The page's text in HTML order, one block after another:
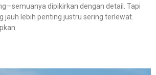
dipikirkan dengan detail. Tapi
jauh lebih penting justru sering terlewat.